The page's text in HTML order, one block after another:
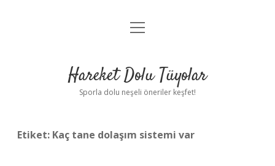
Anasayfa
Yasal Uyarı
menüyü
Hareket Dolu Tüyolar
Sporla dolu neşeli öneriler keşfet!
Etiket: Kaç tane dolaşım sistemi var